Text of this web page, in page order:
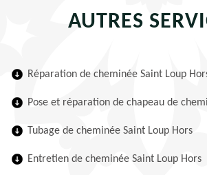
AUTRES
Réparation de cheminée Saint Loup
Pose et réparation de chapeau de
Tubage de cheminée Saint Loup Hors
Entretien de cheminée Saint Loup Hors